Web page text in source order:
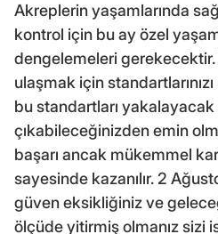
Akreplerin yaşamlarında
kontrol için bu ay özel
dengelemeleri gerekecektir.
ulaşmak için standartlarınızı
bu standartları
çıkabileceğinizden emin
başarı ancak mükemmel
sayesinde kazanılır. 2
güven eksikliğiniz ve
ölçüde yitirmiş olmanız sizi